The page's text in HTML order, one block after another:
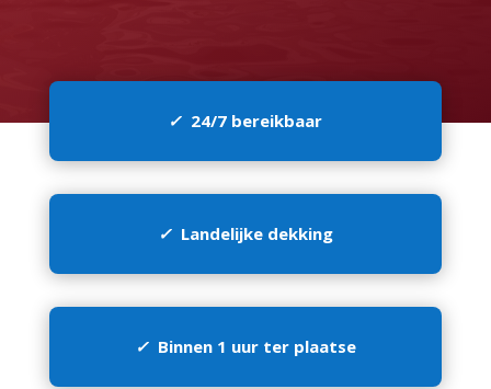
✓ 24/7 bereikbaar
✓ Landelijke dekking
✓Binnen 1 uur ter plaatse